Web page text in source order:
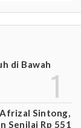
di Bawah
Sintong,
Senilai Rp 551